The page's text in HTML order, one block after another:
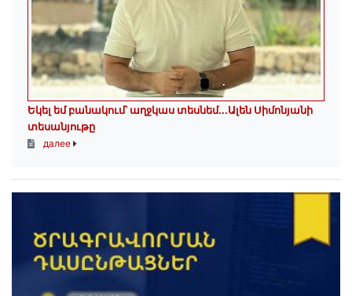
Եկել եմ բանակում՝ աղջկաս տեսնեմ․․․Ալեն Սիմոնյանի
տեսանյութը
далее